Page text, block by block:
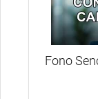
Fono